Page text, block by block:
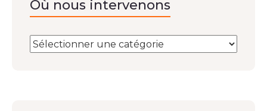
Où nous intervenons